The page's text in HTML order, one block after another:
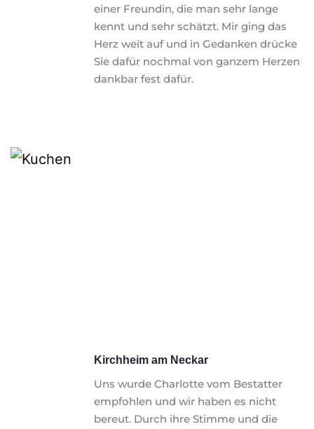
einer Freundin, die man sehr lange
kennt und sehr schätzt. Mir ging das
Herz weit auf und in Gedanken drücke
Sie dafür nochmal von ganzem Herzen
dankbar fest dafür.
Kirchheim am Neckar
Uns wurde Charlotte vom Bestatter
empfohlen und wir haben es nicht
bereut. Durch ihre Stimme und die